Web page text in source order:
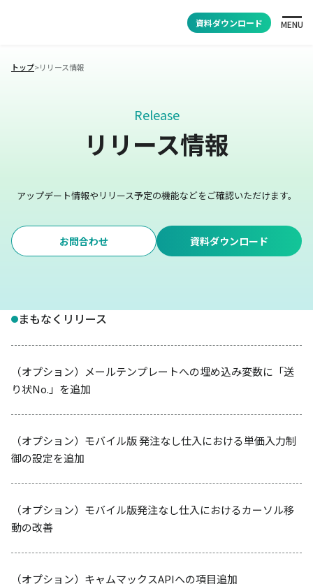
資料ダウンロード MENU
トップ>リリース情報
Release
リリース情報
アップデート情報やリリース予定の機能などをご確認いただけます。
お問合わせ 資料ダウンロード
まもなくリリース
（オプション）メールテンプレートへの埋め込み変数に「送
り状No.」を追加
（オプション）モバイル版 発注なし仕入における単価入力制
御の設定を追加
（オプション）モバイル版発注なし仕入におけるカーソル移
動の改善
（オプション）キャムマックスAPIへの項目追加